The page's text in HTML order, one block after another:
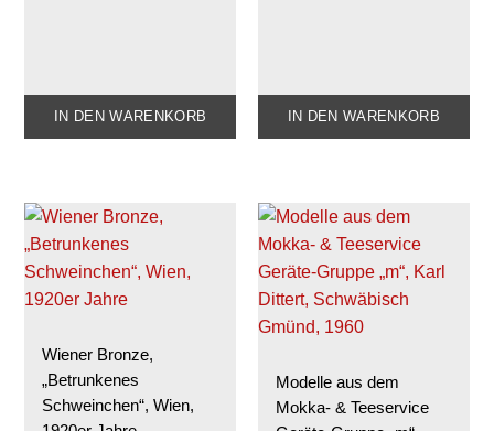
IN DEN WARENKORB IN DEN WARENKORB
Wiener Bronze,
„Betrunkenes
Schweinchen“, Wien,
Modelle aus dem
Mokka- & Teeservice